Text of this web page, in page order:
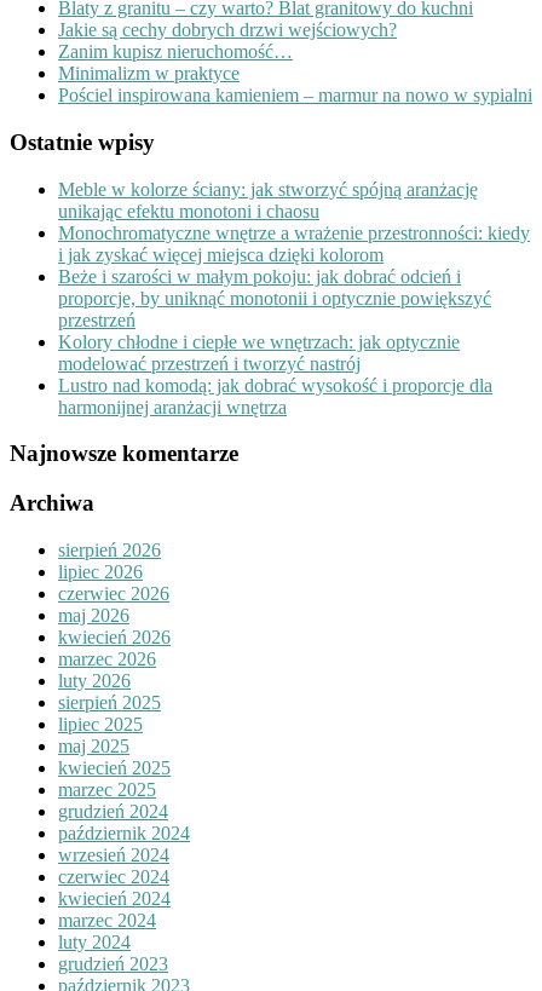
Blaty z granitu – czy warto? Blat granitowy do kuchni
Jakie są cechy dobrych drzwi wejściowych?
Zanim kupisz nieruchomość…
Minimalizm w praktyce
Pościel inspirowana kamieniem – marmur na nowo w sypialni
Ostatnie wpisy
Meble w kolorze ściany: jak stworzyć spójną aranżację
unikając efektu monotoni i chaosu
Monochromatyczne wnętrze a wrażenie przestronności: kiedy
i jak zyskać więcej miejsca dzięki kolorom
Beże i szarości w małym pokoju: jak dobrać odcień i
proporcje, by uniknąć monotonii i optycznie powiększyć
przestrzeń
Kolory chłodne i ciepłe we wnętrzach: jak optycznie
modelować przestrzeń i tworzyć nastrój
Lustro nad komodą: jak dobrać wysokość i proporcje dla
harmonijnej aranżacji wnętrza
Najnowsze komentarze
Archiwa
sierpień 2026
lipiec 2026
czerwiec 2026
maj 2026
kwiecień 2026
marzec 2026
luty 2026
sierpień 2025
lipiec 2025
maj 2025
kwiecień 2025
marzec 2025
grudzień 2024
październik 2024
wrzesień 2024
czerwiec 2024
kwiecień 2024
marzec 2024
luty 2024
grudzień 2023
październik 2023